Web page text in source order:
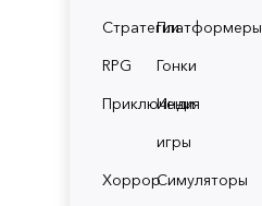
СтратегииПлатформеры
RPG
Гонки
Приключения
Инди
игры
ХоррорСимуляторы